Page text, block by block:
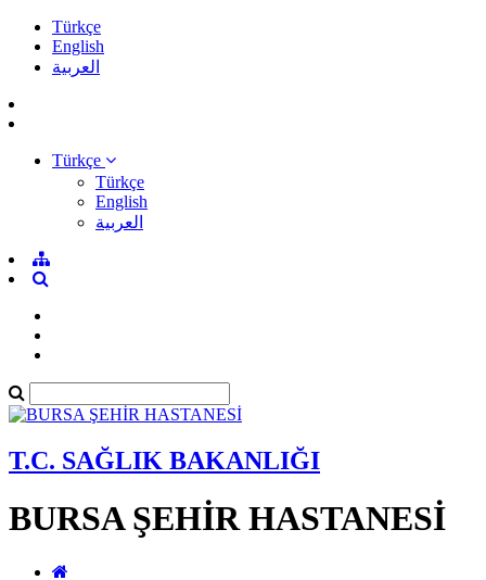
Türkçe
English
العربية
Türkçe
Türkçe
English
العربية
T.C. SAĞLIK BAKANLIĞI
BURSA ŞEHİR HASTANESİ